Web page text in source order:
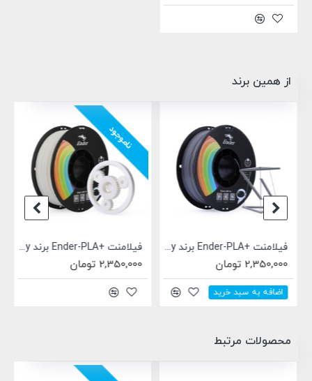
از همین برند
فیلامنت +Ender-PLA برند Creality خاکستری 1.75mm
2,350,000 تومان
اضافه به سبد خرید
ناموجود
فیلامنت +Ender-PLA برند Creality سفید 1.75mm
2,350,000 تومان
محصولات مرتبط